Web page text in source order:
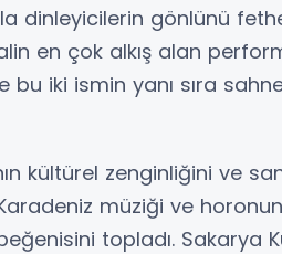
dinleyicilerin gönlünü
en çok alkış alan
iki ismin yanı sıra
kültürel zenginliğini ve
müziği ve
topladı. Sakarya